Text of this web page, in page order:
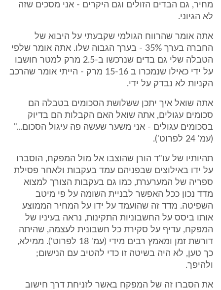
מחיר, גם הבדים הזולים וגם היקרים - אני מסכים שזה
לא הגיוני.
אתה אומר שהרווח הגולמי שקבעתי על היבוא של
החברה בערך 35% - בערך הגבוה שלו. אתה אומר שלפי
הטבלה שלי גם בדים שנרכשו ב-2.5 מרק למטר חושבו
על ידי כאילו שנמכרו ב 15-16 מרק - הייתי אומר שהרכב
הקניות לא נבדק על ידי.
אתה שואל איך יתכן ששלושת הסכומים בטבלה הם
סכומים עגולים, אתה שואל האם הקבלות הם בדיוק
בסכומים עגולים - אני משער שעשה פה עיגול הסכום..."
(עמ' 24 לפרוט').
תהיותיו של עו"ד הורן שהוצבו אל מול המפקח, הוסברו
על ידו באילוצים שבפניהם עמד בעקבות ולאחר פסילת
ספריה של המערערת, כמו גם בעקבות הצורך למצוא
מדד נכון ככל האפשר לבניית השומה על פי מיטב
השפיטה. מדד זה שהועמד על ידו על המחיר הממוצע
אותו ביסס על החשבוניות התקינות, נראה בעיניו של
המפקח, עדיף על סקירת כל חשבונית לעצמה, שהיתה
דורשת זמן ומאמץ רבים מידי (עמ' 18 לפרוט'). ממילא,
כך טען, לא היה בשיטה זו כדי להטיב עם הנישום;
ולהיפך.
את הסברו זה של המפקח באשר לזניחת דרך חישוב